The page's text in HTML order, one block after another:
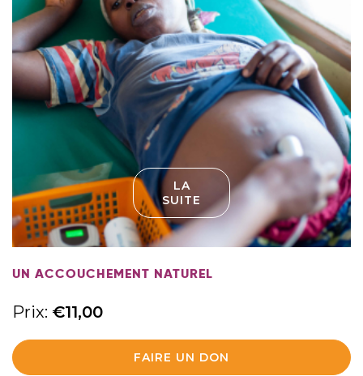
LA
SUITE
UN ACCOUCHEMENT NATUREL
Prix: €11,00
FAIRE UN DON